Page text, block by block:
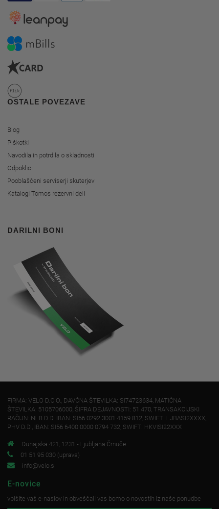
OSTALE POVEZAVE
Blog
Piškotki
Navodila in potrdila o skladnosti
Odpoklici
Pooblaščeni serviserji skuterjev
Katalogi Tomos rezervni deli
DARILNI BONI
FIRMA: VELO D.O.O., DAVČNA ŠTEVILKA: SI74723634, MATIČNA
ŠTEVILKA: 5105706000, ŠIFRA DEJAVNOSTI: 51.470, TRANSAKCIJSKI
RAČUN: NLB D.D. IBAN: SI56 0292 3001 4159 812, SWIFT: LJBASI2XXXX,
PHV D.D., IBAN: SI56 6400 0000 0794 732, SWIFT: HKVISI22XXX
Dunajska 421, 1231 - Ljubljana Črnuče
01 51 95 030 (uprava)
info@velo.si
E-novice
vpišite vaš e-naslov in obveščali vas bomo o novostih iz naše ponudbe